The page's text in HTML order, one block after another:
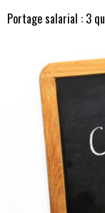
Portage salarial : 3